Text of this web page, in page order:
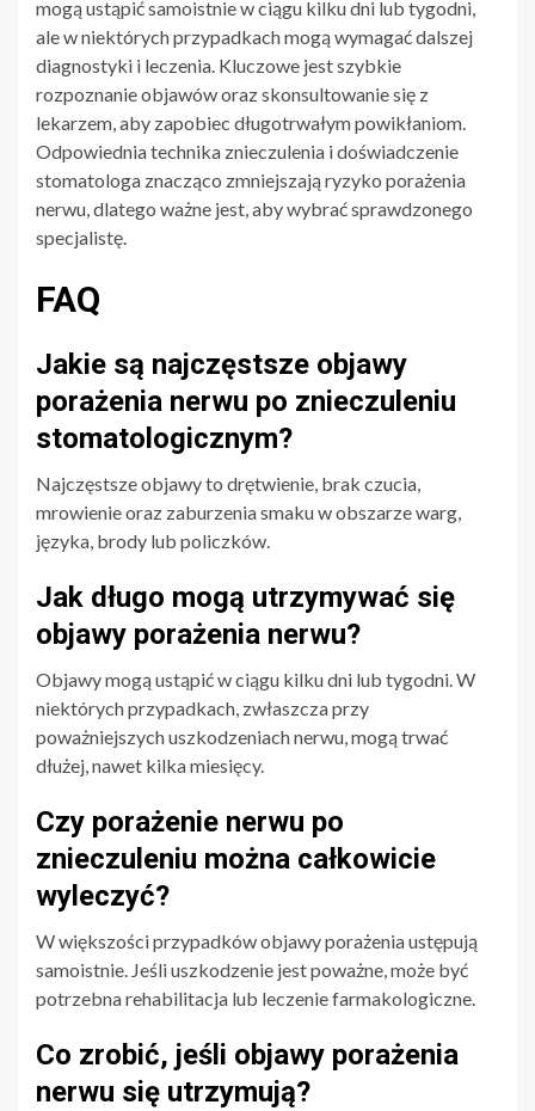
mogą ustąpić samoistnie w ciągu kilku dni lub tygodni,
ale w niektórych przypadkach mogą wymagać dalszej
diagnostyki i leczenia. Kluczowe jest szybkie
rozpoznanie objawów oraz skonsultowanie się z
lekarzem, aby zapobiec długotrwałym powikłaniom.
Odpowiednia technika znieczulenia i doświadczenie
stomatologa znacząco zmniejszają ryzyko porażenia
nerwu, dlatego ważne jest, aby wybrać sprawdzonego
specjalistę.
FAQ
Jakie są najczęstsze objawy
porażenia nerwu po znieczuleniu
stomatologicznym?
Najczęstsze objawy to drętwienie, brak czucia,
mrowienie oraz zaburzenia smaku w obszarze warg,
języka, brody lub policzków.
Jak długo mogą utrzymywać się
objawy porażenia nerwu?
Objawy mogą ustąpić w ciągu kilku dni lub tygodni. W
niektórych przypadkach, zwłaszcza przy
poważniejszych uszkodzeniach nerwu, mogą trwać
dłużej, nawet kilka miesięcy.
Czy porażenie nerwu po
znieczuleniu można całkowicie
wyleczyć?
W większości przypadków objawy porażenia ustępują
samoistnie. Jeśli uszkodzenie jest poważne, może być
potrzebna rehabilitacja lub leczenie farmakologiczne.
Co zrobić, jeśli objawy porażenia
nerwu się utrzymują?